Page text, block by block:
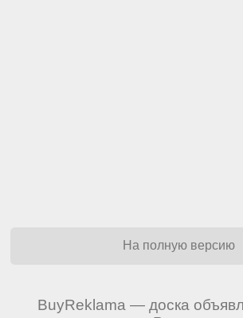
На полную версию
BuyReklama — доска